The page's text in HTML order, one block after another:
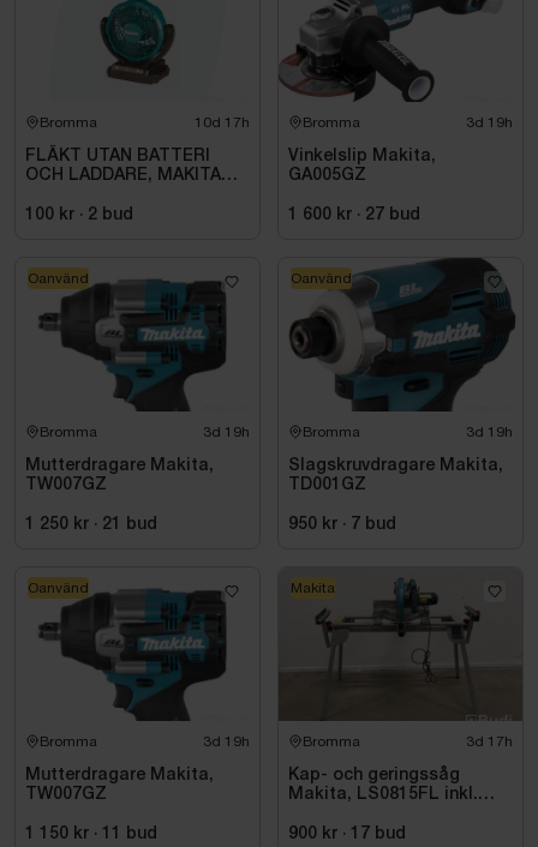
Bromma 10d 17h
FLÄKT UTAN BATTERI
OCH LADDARE, MAKITA
100 kr · 2 bud
Bromma 3d 19h
Vinkelslip Makita,
GA005GZ
1 600 kr · 27 bud
Bromma 3d 19h
Mutterdragare Makita,
TW007GZ
1 250 kr · 21 bud
Oanvänd
Bromma 3d 19h
Slagskruvdragare Makita,
TD001GZ
950 kr · 7 bud
Oanvänd
Bromma 3d 19h
Mutterdragare Makita,
TW007GZ
1 150 kr · 11 bud
Oanvänd
Bromma 3d 17h
Kap- och geringssåg
Makita, LS0815FL inkl.
Bosch, GTA 2600
900 kr · 17 bud
Makita